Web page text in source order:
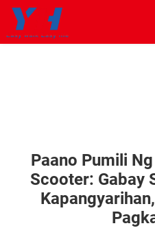
Paano Pumili
Scooter: Gabay